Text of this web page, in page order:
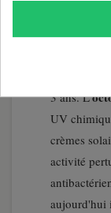
dans les
d'activité
3 ans. L'
UV
crèmes
activité
aujourd'hui